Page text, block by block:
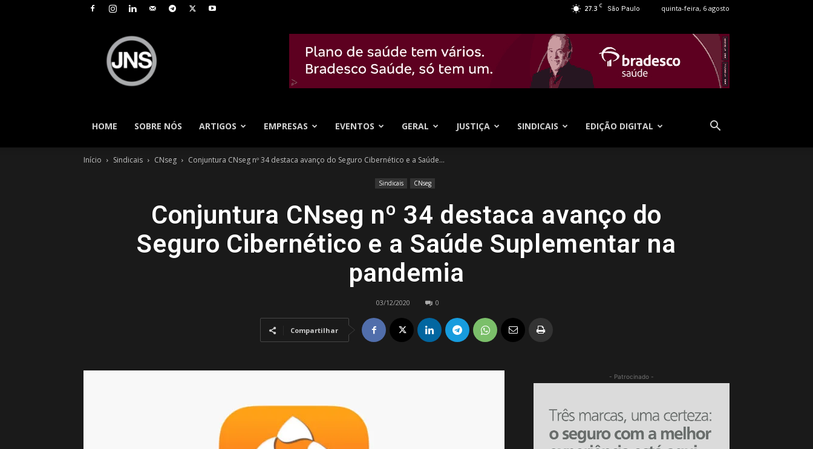
27.3 C São Paulo quinta-feira, 6 agosto
HOME
SOBRE NÓS ARTIGOS EMPRESAS EVENTOS GERAL JUSTIÇA SINDICAIS EDIÇÃO DIGITAL
Início Sindicais CNseg Conjuntura CNseg nº 34 destaca avanço do Seguro Cibernético e a Saúde...
Sindicais CNseg
Conjuntura CNseg nº 34 destaca avanço do
Seguro Cibernético e a Saúde Suplementar na
pandemia
03/12/2020 0
Compartilhar
- Patrocinado -